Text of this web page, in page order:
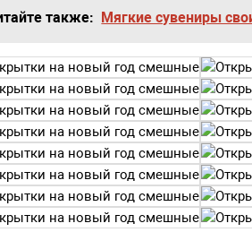
также: Мягкие сувениры